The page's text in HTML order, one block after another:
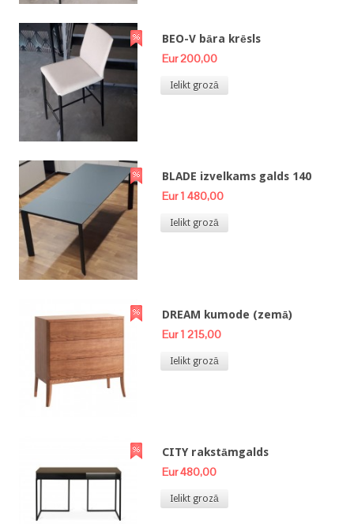
BEO-V bāra krēsls
Eur 200,00
Ielikt grozā
BLADE izvelkams galds 140
Eur 1 480,00
Ielikt grozā
DREAM kumode (zemā)
Eur 1 215,00
Ielikt grozā
CITY rakstāmgalds
Eur 480,00
Ielikt grozā